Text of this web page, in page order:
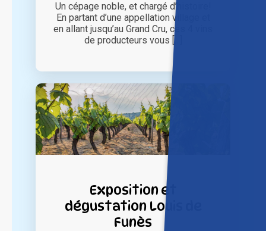
Un cépage noble, et chargé d’histoire!
En partant d’une appellation village et
en allant jusqu’au Grand Cru, ces 4 vins
de producteurs vous [...]
Exposition et
dégustation Louis de
Funès